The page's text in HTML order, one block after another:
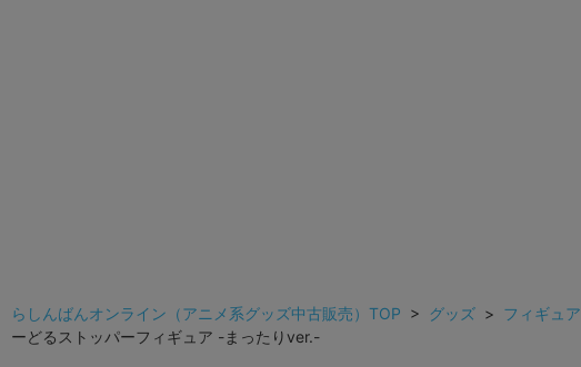
らしんばんオンライン（アニメ系グッズ中古販売）TOP > グッズ > フィギュア
ーどるストッパーフィギュア -まったりver.-